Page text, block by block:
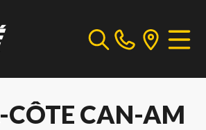
CÔTE CAN-AM